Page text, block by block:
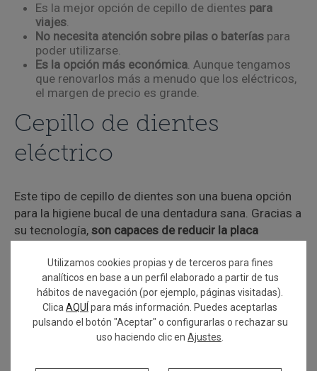
Es la mejor opción de cepillo de dientes para
viajes.
No necesita atención sobre pilas o baterías para
poder utilizarse.
Es la opción más económica. Aunque tengamos
que renovarlos más a menudo que los eléctricos,
el margen de precio es grande.
Cepillo de dientes
eléctrico
Este tipo de cepillo de dientes son una buena opción
para la higiene bucal de una dentadura sana. Gracias a
su tecnología, son capaces de reducir la placa
dientes tradicionales. Entre las ventajas de usar
cepillo eléctrico se encuentra:
Algunos modelos cuentan con unaalarma
auditivaque te avisa del tiempo que debes
permanecer en tu lavado de dientes, normalmente
Utilizamos cookies propias y de terceros para fines
analíticos en base a un perfil elaborado a partir de tus
hábitos de navegación (por ejemplo, páginas visitadas).
Clica AQUÍ para más información. Puedes aceptarlas
pulsando el botón "Aceptar" o configurarlas o rechazar su
uso haciendo clic en Ajustes